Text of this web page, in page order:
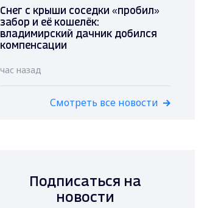
Снег с крыши соседки «пробил»
забор и её кошелёк:
владимирский дачник добился
компенсации
час назад
Смотреть все новости
Подписаться на
новости